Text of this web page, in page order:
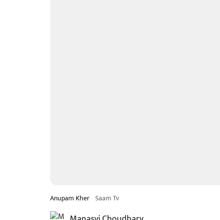
Anupam Kher Saam Tv